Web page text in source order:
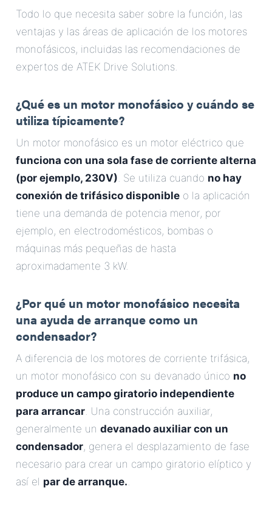
Correo Electrónico
Dirección
Mensaje
Todo lo que necesita saber sobre la función, las
ventajas y las áreas de aplicación de los motores
monofásicos, incluidas las recomendaciones de
expertos de ATEK Drive Solutions.
¿Qué es un motor monofásico y cuándo se
utiliza típicamente?
Un motor monofásico es un motor eléctrico que
funciona con una sola fase de corriente alterna
(por ejemplo, 230V). Se utiliza cuando no hay
conexión de trifásico disponible o la aplicación
tiene una demanda de potencia menor, por
ejemplo, en electrodomésticos, bombas o
máquinas más pequeñas de hasta
aproximadamente 3 kW.
¿Por qué un motor monofásico necesita
una ayuda de arranque como un
condensador?
A diferencia de los motores de corriente trifásica,
un motor monofásico con su devanado único no
produce un campo giratorio independiente
para arrancar. Una construcción auxiliar,
generalmente un devanado auxiliar con un
condensador, genera el desplazamiento de fase
necesario para crear un campo giratorio elíptico y
así el par de arranque..